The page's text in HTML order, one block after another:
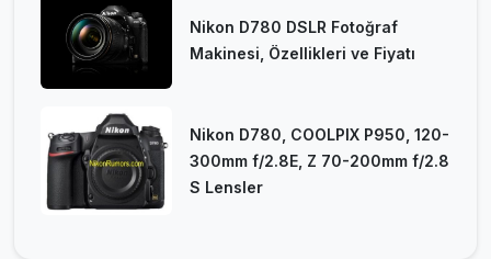
Nikon D780 DSLR Fotoğraf
Makinesi, Özellikleri ve Fiyatı
Nikon D780, COOLPIX P950, 120-
300mm f/2.8E, Z 70-200mm f/2.8
S Lensler